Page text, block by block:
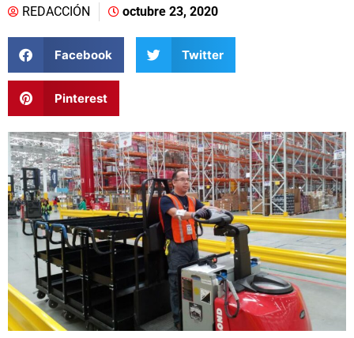
REDACCIÓN octubre 23, 2020
Facebook Twitter
Pinterest